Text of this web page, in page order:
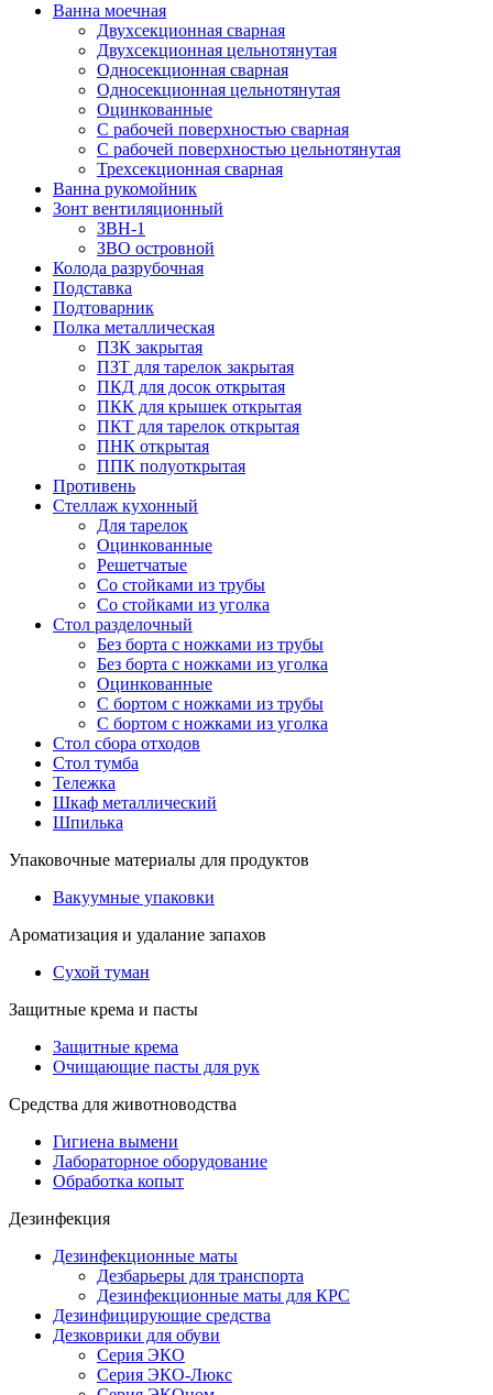
Ванна моечная
Двухсекционная сварная
Двухсекционная цельнотянутая
Односекционная сварная
Односекционная цельнотянутая
Оцинкованные
С рабочей поверхностью сварная
С рабочей поверхностью цельнотянутая
Трехсекционная сварная
Ванна рукомойник
Зонт вентиляционный
ЗВН-1
ЗВО островной
Колода разрубочная
Подставка
Подтоварник
Полка металлическая
ПЗК закрытая
ПЗТ для тарелок закрытая
ПКД для досок открытая
ПКК для крышек открытая
ПКТ для тарелок открытая
ПНК открытая
ППК полуоткрытая
Противень
Стеллаж кухонный
Для тарелок
Оцинкованные
Решетчатые
Со стойками из трубы
Со стойками из уголка
Стол разделочный
Без борта с ножками из трубы
Без борта с ножками из уголка
Оцинкованные
С бортом с ножками из трубы
С бортом с ножками из уголка
Стол сбора отходов
Стол тумба
Тележка
Шкаф металлический
Шпилька
Упаковочные материалы для продуктов
Вакуумные упаковки
Ароматизация и удалание запахов
Сухой туман
Защитные крема и пасты
Защитные крема
Очищающие пасты для рук
Средства для животноводства
Гигиена вымени
Лабораторное оборудование
Обработка копыт
Дезинфекция
Дезинфекционные маты
Дезбарьеры для транспорта
Дезинфекционные маты для КРС
Дезинфицирующие средства
Дезковрики для обуви
Серия ЭКО
Серия ЭКО-Люкс